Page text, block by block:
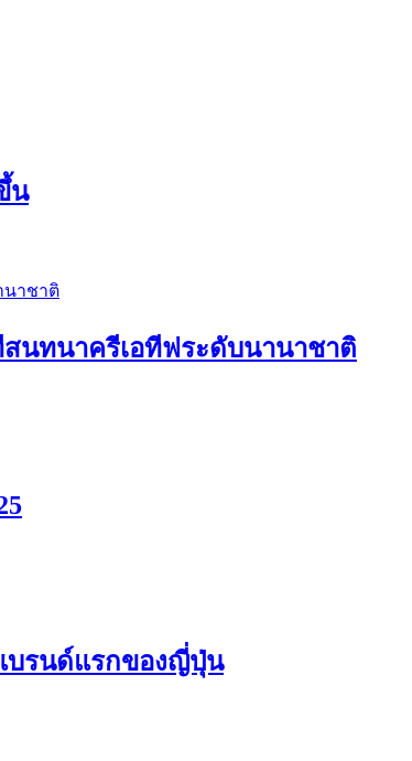
น
สนทนาครีเอทีฟระดับนานาชาติ
บรนด์แรกของญี่ปุ่น